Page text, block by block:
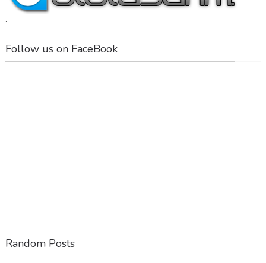
.
Follow us on FaceBook
Random Posts